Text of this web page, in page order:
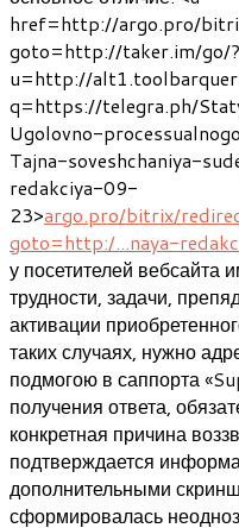
href=http://argo.pro/
goto=http://taker.im/go/?
u=http://
q=https://telegra.ph/
Ugolovno-
Tajna-soveshchaniya-
redakciya-09-
23>argo.pro/bitrix/
goto=http:/...naya-
у посетителей вебсайта
трудности, задачи,
активации
таких случаях, нужно
подмогою в саппорта
получения ответа,
конкретная причина
подтверждается
дополнительными
сформировалась